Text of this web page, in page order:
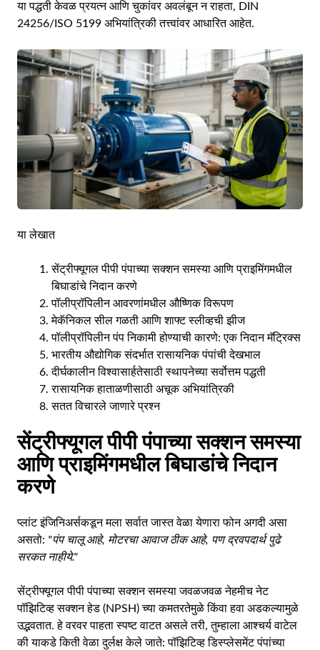
या पद्धती केवळ प्रयत्न आणि चुकांवर अवलंबून न राहता, DIN
24256/ISO 5199 अभियांत्रिकी तत्त्वांवर आधारित आहेत.
या लेखात
सेंट्रीफ्यूगल पीपी पंपाच्या सक्शन समस्या आणि प्राइमिंगमधील
बिघाडांचे निदान करणे
पॉलीप्रॉपिलीन आवरणांमधील औष्णिक विरूपण
मेकॅनिकल सील गळती आणि शाफ्ट स्लीव्हची झीज
पॉलीप्रॉपिलीन पंप निकामी होण्याची कारणे: एक निदान मॅट्रिक्स
भारतीय औद्योगिक संदर्भात रासायनिक पंपांची देखभाल
दीर्घकालीन विश्वासार्हतेसाठी स्थापनेच्या सर्वोत्तम पद्धती
रासायनिक हाताळणीसाठी अचूक अभियांत्रिकी
सतत विचारले जाणारे प्रश्न
सेंट्रीफ्यूगल पीपी पंपाच्या सक्शन समस्या
आणि प्राइमिंगमधील बिघाडांचे निदान
करणे
प्लांट इंजिनिअर्सकडून मला सर्वात जास्त वेळा येणारा फोन अगदी असा
असतो: "पंप चालू आहे, मोटरचा आवाज ठीक आहे, पण द्रवपदार्थ पुढे
सरकत नाहीये."
सेंट्रीफ्यूगल पीपी पंपाच्या सक्शन समस्या जवळजवळ नेहमीच नेट
पॉझिटिव्ह सक्शन हेड (NPSH) च्या कमतरतेमुळे किंवा हवा अडकल्यामुळे
उद्भवतात. हे वरवर पाहता स्पष्ट वाटत असले तरी, तुम्हाला आश्चर्य वाटेल
की याकडे किती वेळा दुर्लक्ष केले जाते: पॉझिटिव्ह डिस्प्लेसमेंट पंपांच्या